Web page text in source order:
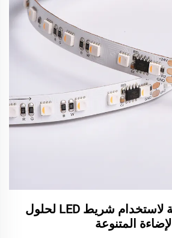
الفوائد الرئيسية لاستخدام شريط LED لحلول
الإضاءة المتنوعة